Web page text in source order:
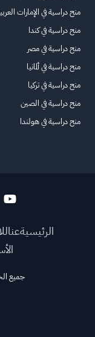
منح دراسية في الإمارات
منح دراسية في كندا
منح دراسية في مصر
منح دراسية في ألمانيا
منح دراسية في تركيا
منح دراسية في الصين
منح دراسية في هولندا
الرئيسيةعنا
جميع